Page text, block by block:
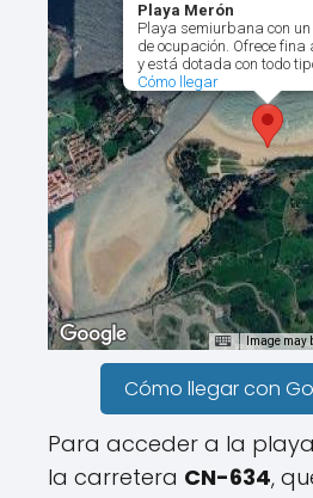
Playa Merón
Playa semiurbana con
de ocupación. Ofrece
y está dotada con todo
Cómo llegar
Image may
Cómo llegar con
Para acceder a la
la carretera CN-634,